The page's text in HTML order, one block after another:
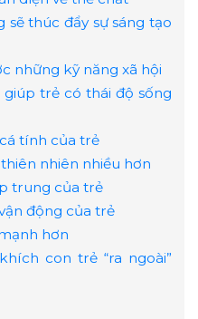
sẽ thúc đẩy sự sáng tạo
những kỹ năng xã hội
trẻ có thái độ sống
tính của trẻ
nhiên nhiều hơn
trung của trẻ
động của trẻ
hơn
con trẻ “ra ngoài”